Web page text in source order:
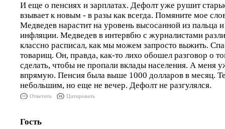
И еще о пенсиях и зарплатах. Дефолт уже рушит
взывает к новым - в разы как всегда. Помяните мое
Медведев нарастит на уровень высосанной из пальца
инфляции. Медведев в интервбю с журналистами
классно расписал, как мы можем запросто выжить.
товарищ. Он, правда, как-то лихо обошел разговор о
сделать, чтобы не пропали вклады населения. А меня
впрямую. Пенсия была выше 1000 долларов в месяц.
небольшим, но еще не вечер. Дефолт не разгулялся.
Ответить Цитировать
Гость